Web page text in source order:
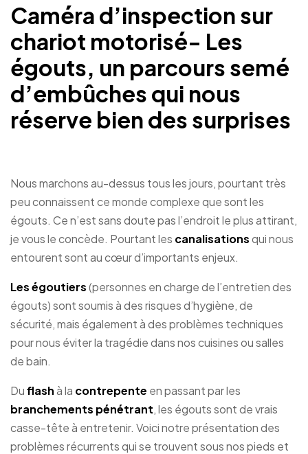
Caméra d’inspection sur
chariot motorisé- Les
égouts, un parcours semé
d’embûches qui nous
réserve bien des surprises
Nous marchons au-dessus tous les jours, pourtant très
peu connaissent ce monde complexe que sont les
égouts. Ce n’est sans doute pas l’endroit le plus attirant,
je vous le concède. Pourtant les canalisationsqui nous
entourent sont au cœur d’importants enjeux.
Les égoutiers(personnes en charge de l’entretien des
égouts) sont soumis à des risques d’hygiène, de
sécurité, mais également à des problèmes techniques
pour nous éviter la tragédie dans nos cuisines ou salles
de bain.
Duflashà la contrepente en passant par les
branchements pénétrant, les égouts sont de vrais
casse-tête à entretenir. Voici notre présentation des
problèmes récurrents qui se trouvent sous nos pieds et